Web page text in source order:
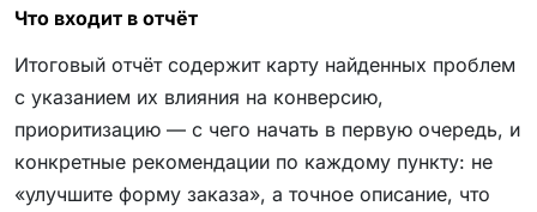
Что входит в отчёт
Итоговый отчёт содержит карту найденных проблем
с указанием их влияния на конверсию,
приоритизацию — с чего начать в первую очередь, и
конкретные рекомендации по каждому пункту: не
«улучшите форму заказа», а точное описание, что